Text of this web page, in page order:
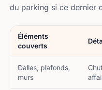
du parking si ce dernier
Éléments
couverts
Dalles, plafonds,
murs